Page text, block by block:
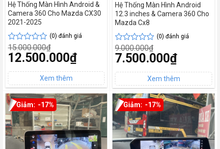
Hệ Thống Màn Hình Android &
Camera 360 Cho Mazda CX30
2021-2025
Được
xếp
hạng
0
5
sao
(0) đánh giá
15.000.000₫
Giá
gốc
15.000.000₫.
12.500.000₫
hiện
tại
là:
12.500.000₫.
Hệ Thống Màn Hình Android
12.3 inches & Camera 360 Cho
Mazda Cx8
Được
xếp
hạng
0
5
sao
(0) đánh giá
9.000.000₫
Giá
gốc
9.000.000₫.
7.500.000₫
hiện
tại
là:
7.500.000₫.
-17%
-17%